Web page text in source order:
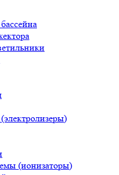
(ионизаторы)